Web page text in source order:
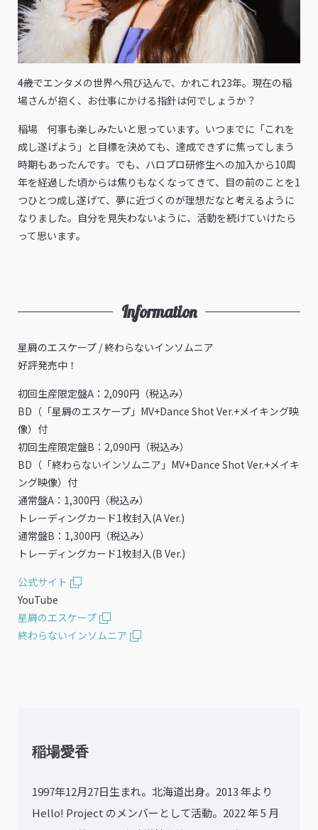
――4歳でエンタメの世界へ飛び込んで、かれこれ23年。現在の稲
場さんが抱く、お仕事にかける指針は何でしょうか？
稲場 何事も楽しみたいと思っています。いつまでに「これを
成し遂げよう」と目標を決めても、達成できずに焦ってしまう
時期もあったんです。でも、ハロプロ研修生への加入から10周
年を経過した頃からは焦りもなくなってきて、目の前のことを1
つひとつ成し遂げて、夢に近づくのが理想だなと考えるように
なりました。自分を見失わないように、活動を続けていけたら
って思います。
Information
星屑のエスケープ / 終わらないインソムニア
好評発売中！
初回生産限定盤A：2,090円（税込み）
BD（「星屑のエスケープ」MV+Dance Shot Ver.+メイキング映
像）付
初回生産限定盤B：2,090円（税込み）
BD（「終わらないインソムニア」MV+Dance Shot Ver.+メイキ
ング映像）付
通常盤A：1,300円（税込み）
トレーディングカード1枚封入(A Ver.)
通常盤B：1,300円（税込み）
トレーディングカード1枚封入(B Ver.)
公式サイト
YouTube
星屑のエスケープ
終わらないインソムニア
稲場愛香
1997年12月27日生まれ。北海道出身。2013 年より
Hello! Project のメンバーとして活動。2022 年 5 月